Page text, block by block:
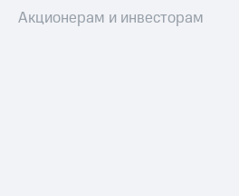
Акционерам и инвесторам